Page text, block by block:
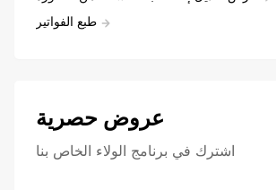
طبع الفواتير
عروض حصرية
اشترك في برنامج الولاء الخاص بنا